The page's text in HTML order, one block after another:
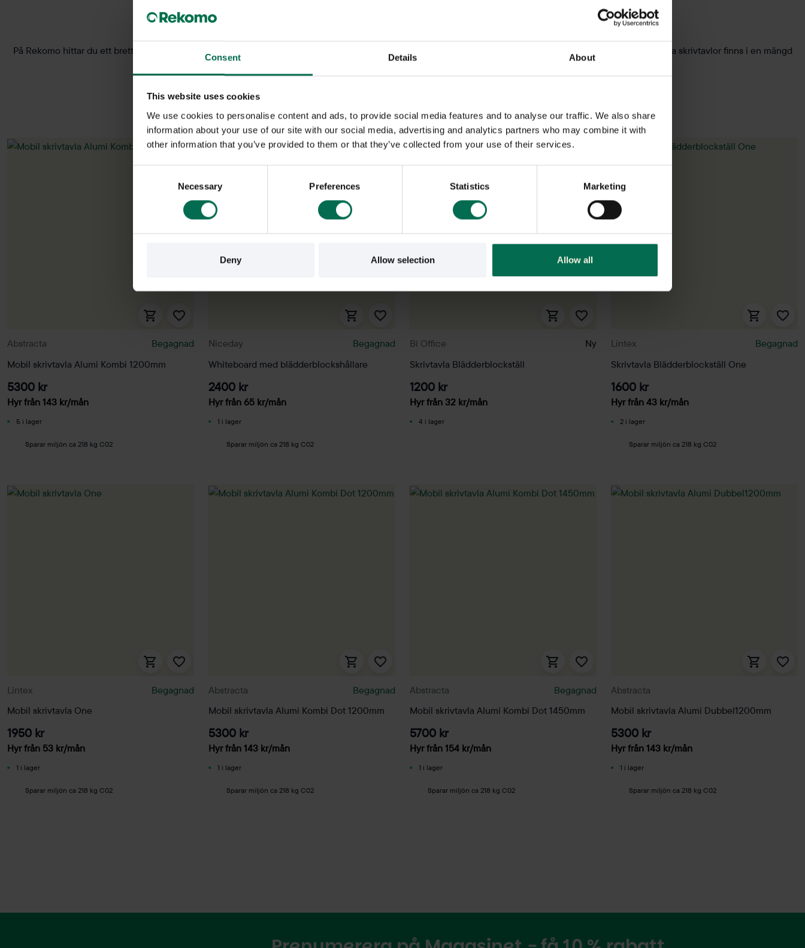
Consent Details About
This website uses cookies
We use cookies to personalise content and ads, to provide social media features and to analyse our traffic. We also share
information about your use of our site with our social media, advertising and analytics partners who may combine it with
other information that you’ve provided to them or that they’ve collected from your use of their services.
Necessary Preferences Statistics Marketing
Deny Allow selection Allow all
På Rekomo hittar du ett brett sortiment av mobila skrivtavlor. Allt från mindre whiteboards på hjul till större dubbelsidiga whiteboards och glastavlor. Våra mobila skrivtavlor finns i en mängd
olika färger, former och storlekar.
Abstracta
Begagnad
Mobil skrivtavla Alumi Kombi 1200mm
5300 kr
Hyr från 143 kr/mån
5 i lager
Sparar miljön ca 218 kg C02
Niceday
Begagnad
Whiteboard med blädderblockshållare
2400 kr
Hyr från 65 kr/mån
1 i lager
Sparar miljön ca 218 kg C02
Bi Office
Ny
Skrivtavla Blädderblockställ
1200 kr
Hyr från 32 kr/mån
4 i lager
Lintex
Begagnad
Skrivtavla Blädderblockställ One
1600 kr
Hyr från 43 kr/mån
2 i lager
Sparar miljön ca 218 kg C02
Lintex
Begagnad
Mobil skrivtavla One
1950 kr
Hyr från 53 kr/mån
1 i lager
Sparar miljön ca 218 kg C02
Abstracta
Begagnad
Mobil skrivtavla Alumi Kombi Dot 1200mm
5300 kr
Hyr från 143 kr/mån
1 i lager
Sparar miljön ca 218 kg C02
Abstracta
Begagnad
Mobil skrivtavla Alumi Kombi Dot 1450mm
5700 kr
Hyr från 154 kr/mån
1 i lager
Sparar miljön ca 218 kg C02
Abstracta
Mobil skrivtavla Alumi Dubbel1200mm
5300 kr
Hyr från 143 kr/mån
1 i lager
Sparar miljön ca 218 kg C02